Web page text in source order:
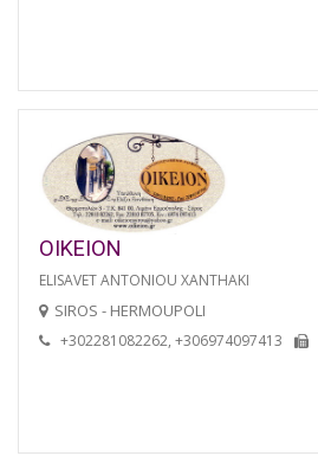
OIKEION
ELISAVET ANTONIOU XANTHAKI
SIROS - HERMOUPOLI
+302281082262, +306974097413